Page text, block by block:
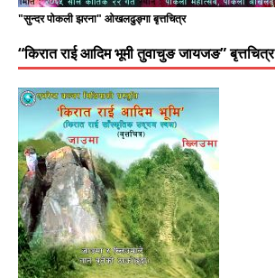
"सुन्दर पोकली झरना" ओखलढुङ्गा बृत्तचित्र
“किरात राई आदिम भूमी तुवाचुङ जायजङ” बृत्तचित्र